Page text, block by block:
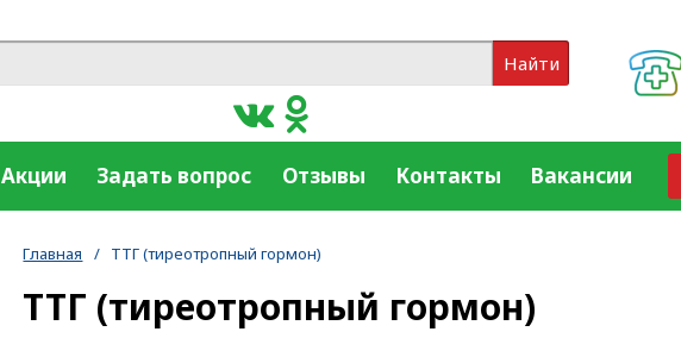
Найти
Акции Задать вопрос Отзывы Контакты Вакансии
Главная / ТТГ (тиреотропный гормон)
ТТГ (тиреотропный гормон)